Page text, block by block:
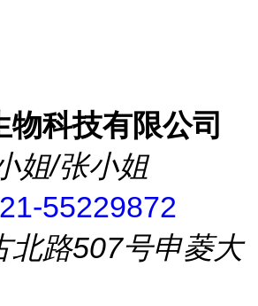
科技有限公司
姐/张小姐
55229872
北路507号申菱大